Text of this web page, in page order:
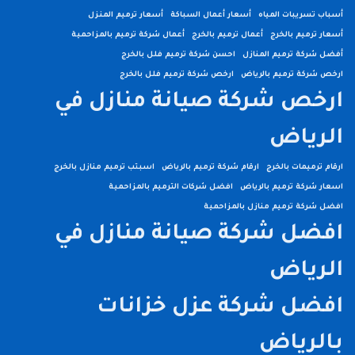
أسباب تسريبات المياه أسعار أعمال السباكة أسعار ترميم المنزل
أسعار ترميم بالخرج أعمال ترميم بالخرج أعمال شركة ترميم بالمزاحمية
أفضل شركة ترميم المنازل احسن شركة ترميم فلل بالخرج
ارخص شركة ترميم بالرياض ارخص شركة ترميم فلل بالخرج
ارخص شركة صيانة منازل في
الرياض
ارقام ترميمات بالخرج ارقام شركة ترميم بالرياض اسبتب ترميم منازل بالخرج
اسعار شركة ترميم بالرياض افضل شركات الترميم بالمزاحمية
افضل شركة ترميم منازل بالمزاحمية
افضل شركة صيانة منازل في
الرياض
افضل شركة عزل خزانات
بالرياض